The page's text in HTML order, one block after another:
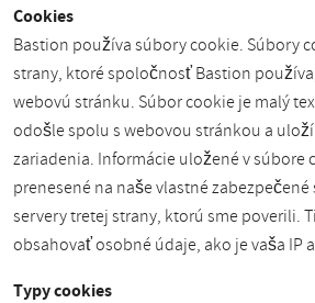
Cookies
Bastion používa súbory cookie. Súbory
strany, ktoré spoločnosť Bastion
webovú stránku. Súbor cookie je malý
odošle spolu s webovou stránkou a
zariadenia. Informácie uložené v súbore
prenesené na naše vlastné
servery tretej strany, ktorú sme poverili.
obsahovať osobné údaje, ako je vaša IP
Typy cookies